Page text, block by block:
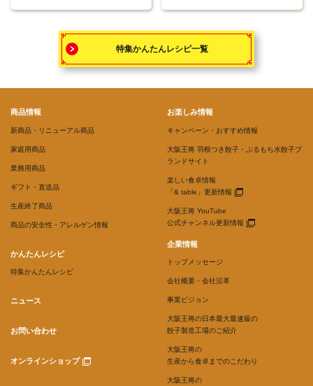
特集かんたんレシピ一覧
商品情報
新商品・リニューアル商品
家庭用商品
業務用商品
ギフト・直送品
生産終了商品
商品の安全性・アレルゲン情報
お楽しみ情報
キャンペーン・おすすめ情報
大阪王将 羽根つき餃子・ぷるもち水餃子ブ
ランドサイト
楽しい食卓情報
「& table」更新情報
大阪王将 YouTube
公式チャンネル更新情報
かんたんレシピ
特集かんたんレシピ
ニュース
お問い合わせ
オンラインショップ
企業情報
トップメッセージ
会社概要・会社沿革
事業ビジョン
大阪王将の日本最大最速級の
餃子製造工場のご紹介
大阪王将の
生産から食卓までのこだわり
大阪王将の